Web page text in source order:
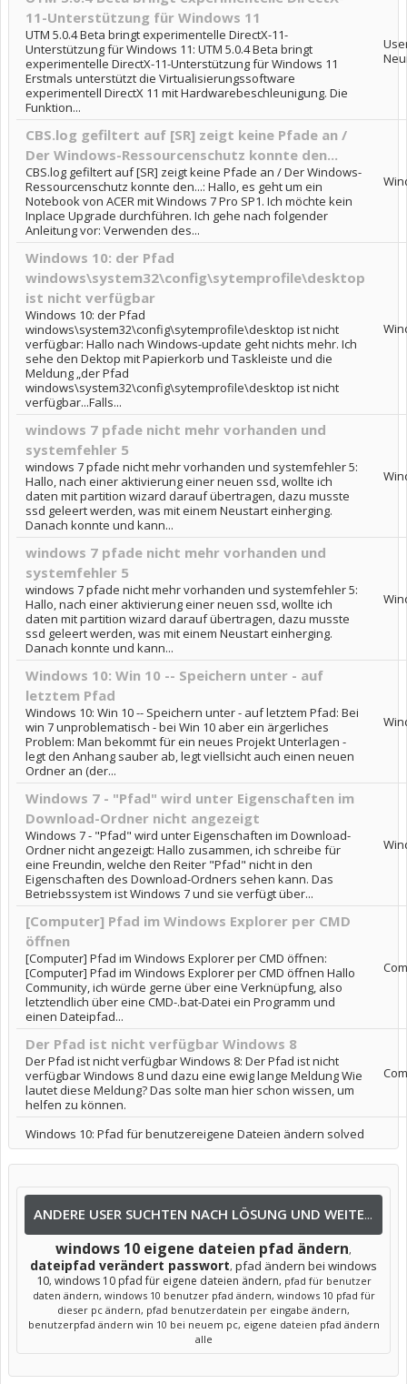
11-Unterstützung für Windows 11
UTM 5.0.4 Beta bringt experimentelle DirectX-11-
Unterstützung für Windows 11: UTM 5.0.4 Beta bringt
experimentelle DirectX-11-Unterstützung für Windows 11
Erstmals unterstützt die Virtualisierungssoftware
experimentell DirectX 11 mit Hardwarebeschleunigung. Die
Funktion...
CBS.log gefiltert auf [SR] zeigt keine Pfade an /
Der Windows-Ressourcenschutz konnte den...
CBS.log gefiltert auf [SR] zeigt keine Pfade an / Der Windows-
Ressourcenschutz konnte den...: Hallo, es geht um ein
Notebook von ACER mit Windows 7 Pro SP1. Ich möchte kein
Inplace Upgrade durchführen. Ich gehe nach folgender
Anleitung vor: Verwenden des...
Windows 10: der Pfad
windows\system32\config\sytemprofile\desktop
ist nicht verfügbar
Windows 10: der Pfad
windows\system32\config\sytemprofile\desktop ist nicht
verfügbar: Hallo nach Windows-update geht nichts mehr. Ich
sehe den Dektop mit Papierkorb und Taskleiste und die
Meldung „der Pfad
windows\system32\config\sytemprofile\desktop ist nicht
verfügbar...Falls...
windows 7 pfade nicht mehr vorhanden und
systemfehler 5
windows 7 pfade nicht mehr vorhanden und systemfehler 5:
Hallo, nach einer aktivierung einer neuen ssd, wollte ich
daten mit partition wizard darauf übertragen, dazu musste
ssd geleert werden, was mit einem Neustart einherging.
Danach konnte und kann...
windows 7 pfade nicht mehr vorhanden und
systemfehler 5
windows 7 pfade nicht mehr vorhanden und systemfehler 5:
Hallo, nach einer aktivierung einer neuen ssd, wollte ich
daten mit partition wizard darauf übertragen, dazu musste
ssd geleert werden, was mit einem Neustart einherging.
Danach konnte und kann...
Windows 10: Win 10 -- Speichern unter - auf
letztem Pfad
Windows 10: Win 10 -- Speichern unter - auf letztem Pfad: Bei
win 7 unproblematisch - bei Win 10 aber ein ärgerliches
Problem: Man bekommt für ein neues Projekt Unterlagen -
legt den Anhang sauber ab, legt viellsicht auch einen neuen
Ordner an (der...
Windows 7 - "Pfad" wird unter Eigenschaften im
Download-Ordner nicht angezeigt
Windows 7 - "Pfad" wird unter Eigenschaften im Download-
Ordner nicht angezeigt: Hallo zusammen, ich schreibe für
eine Freundin, welche den Reiter "Pfad" nicht in den
Eigenschaften des Download-Ordners sehen kann. Das
Betriebssystem ist Windows 7 und sie verfügt über...
[Computer] Pfad im Windows Explorer per CMD
öffnen
[Computer] Pfad im Windows Explorer per CMD öffnen:
[Computer] Pfad im Windows Explorer per CMD öffnen Hallo
Community, ich würde gerne über eine Verknüpfung, also
letztendlich über eine CMD-.bat-Datei ein Programm und
einen Dateipfad...
Der Pfad ist nicht verfügbar Windows 8
Der Pfad ist nicht verfügbar Windows 8: Der Pfad ist nicht
verfügbar Windows 8 und dazu eine ewig lange Meldung Wie
lautet diese Meldung? Das solte man hier schon wissen, um
helfen zu können.
Windows 10: Pfad für benutzereigene Dateien ändern solved
ANDERE USER SUCHTEN NACH LÖSUNG UND WEITEREN INFOS NACH:
windows 10 eigene dateien pfad ändern,
dateipfad verändert passwort, pfad ändern bei windows
10, windows 10 pfad für eigene dateien ändern, pfad für benutzer
daten ändern, windows 10 benutzer pfad ändern, windows 10 pfad für
dieser pc ändern, pfad benutzerdatein per eingabe ändern,
benutzerpfad ändern win 10 bei neuem pc, eigene dateien pfad ändern
alle